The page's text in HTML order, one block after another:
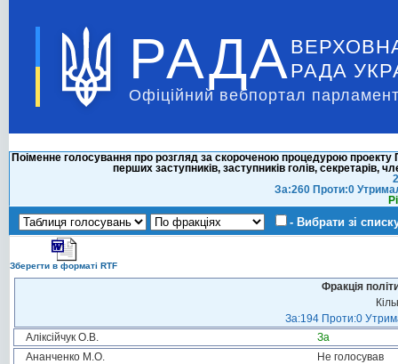
РАДА РАДА
Офіційний вебпортал
Поіменне голосування про розгляд за скороченою процедурою
перших заступників, заступників голів, секретарів,
За:260 Проти:0
- Вибрати зі
Зберегти в форматі RTF
Фракція
За:194 Проти:0
Аліксійчук О.В.
За
Ананченко М.О.
Не голосував